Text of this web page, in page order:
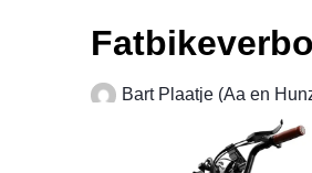
Bart Plaatje (Aa en